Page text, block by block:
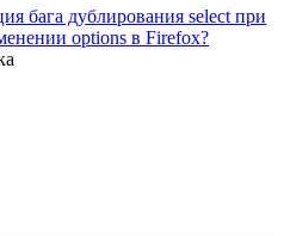
бага дублирования select при
options в Firefox?